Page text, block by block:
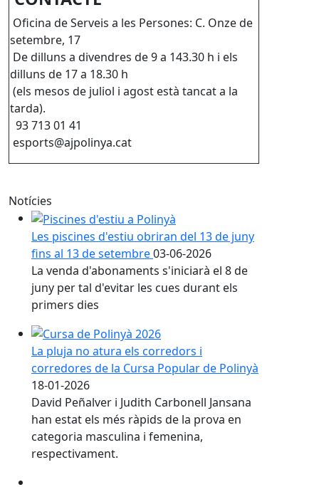
Oficina de Serveis a les Persones: C. Onze de
setembre, 17
De dilluns a divendres de 9 a 143.30 h i els
dilluns de 17 a 18.30 h
(els mesos de juliol i agost està tancat a la
tarda).
93 713 01 41
esports@ajpolinya.cat
Notícies
Les piscines d'estiu obriran del 13 de juny
fins al 13 de setembre03-06-2026
La venda d'abonaments s'iniciarà el 8 de
juny per tal d'evitar les cues durant els
primers dies
La pluja no atura els corredors i
corredores de la Cursa Popular de Polinyà
18-01-2026
David Peñalver i Judith Carbonell Jansana
han estat els més ràpids de la prova en
categoria masculina i femenina,
respectivament.